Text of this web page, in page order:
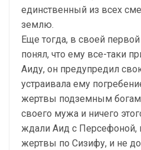
единственный из всех
землю.
Еще тогда, в своей
понял, что ему все-таки
Аиду, он предупредил
устраивала ему
жертвы подземным
своего мужа и ничего
ждали Аид с Персефоной,
жертвы по Сизифу, и не